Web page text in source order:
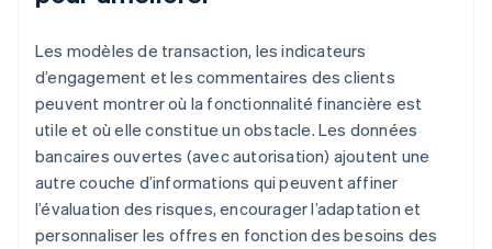
Les modèles de transaction, les indicateurs
d’engagement et les commentaires des clients
peuvent montrer où la fonctionnalité financière est
utile et où elle constitue un obstacle. Les données
bancaires ouvertes (avec autorisation) ajoutent une
autre couche d’informations qui peuvent affiner
l’évaluation des risques, encourager l’adaptation et
personnaliser les offres en fonction des besoins des